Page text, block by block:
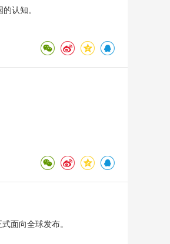
认知。
面向全球发布。